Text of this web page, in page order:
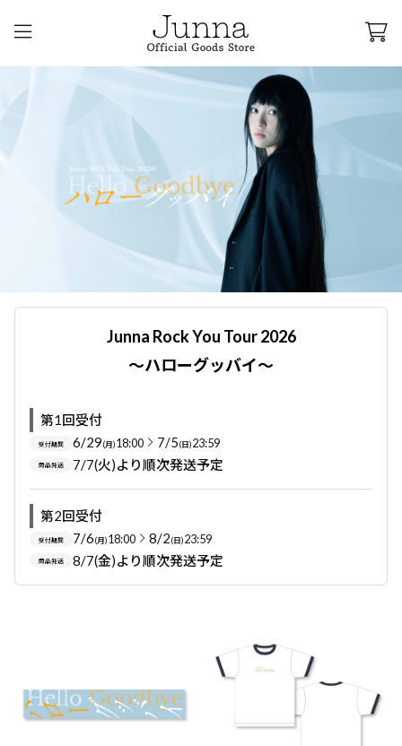
Junna Rock You Tour 2026
〜ハローグッバイ〜
第1回受付
受付期間 6/29(月)18:00 7/5(日)23:59
商品発送 7/7(火)より順次発送予定
第2回受付
受付期間 7/6(月)18:00 8/2(日)23:59
商品発送 8/7(金)より順次発送予定